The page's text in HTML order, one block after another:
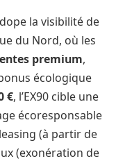
dope la visibilité de
du Nord, où les
premium,
écologique
€, l’EX90 cible une
écoresponsable
(à partir de
(exonération de